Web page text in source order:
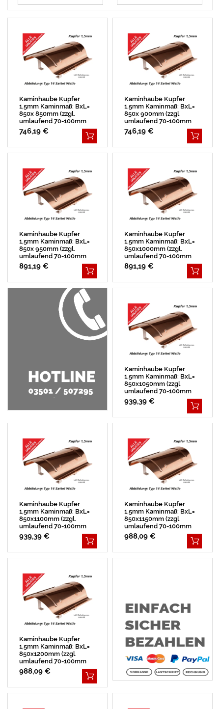
Kaminhaube Kupfer
1,5mm Kaminmaß: BxL=
850x 850mm (zzgl.
umlaufend 70-100mm
Überstand)
746,19 €
Kaminhaube Kupfer
1,5mm Kaminmaß: BxL=
850x 900mm (zzgl.
umlaufend 70-100mm
Überstand)
746,19 €
Kaminhaube Kupfer
1,5mm Kaminmaß: BxL=
850x 950mm (zzgl.
umlaufend 70-100mm
Überstand)
891,19 €
Kaminhaube Kupfer
1,5mm Kaminmaß: BxL=
850x1000mm (zzgl.
umlaufend 70-100mm
Überstand)
891,19 €
Kaminhaube Kupfer
1,5mm Kaminmaß: BxL=
850x1050mm (zzgl.
umlaufend 70-100mm
Überstand)
939,39 €
Kaminhaube Kupfer
1,5mm Kaminmaß: BxL=
850x1100mm (zzgl.
umlaufend 70-100mm
Überstand)
939,39 €
Kaminhaube Kupfer
1,5mm Kaminmaß: BxL=
850x1150mm (zzgl.
umlaufend 70-100mm
Überstand)
988,09 €
Kaminhaube Kupfer
1,5mm Kaminmaß: BxL=
850x1200mm (zzgl.
umlaufend 70-100mm
Überstand)
988,09 €